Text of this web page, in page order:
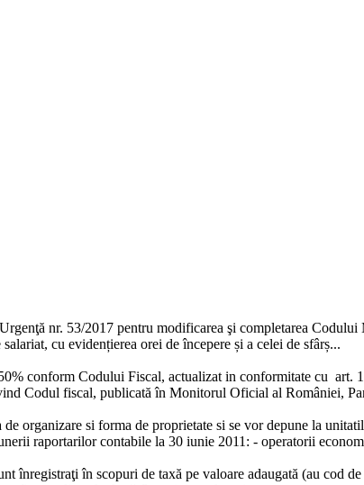
nr. 53/2017 pentru modificarea şi completarea
cu evidențierea orei de începere și a celei de sfârș...
conform Codului Fiscal, actualizat in conformitate cu art.
Codul fiscal, publicată în Monitorul Oficial al României,
organizare si forma de proprietate si se vor depune la
raportarilor contabile la 30 iunie 2011: - operatorii
în scopuri de taxă pe valoare adaugată (au cod